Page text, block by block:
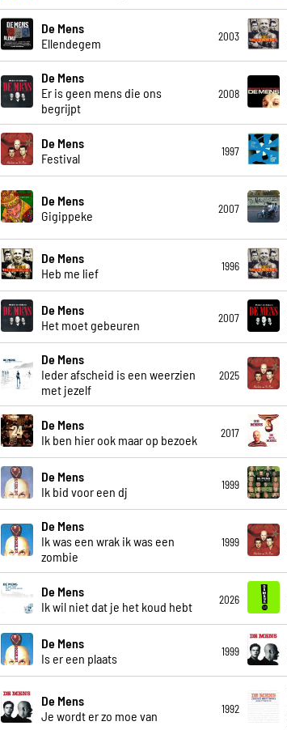
De Mens
Ellendegem
2003
De Mens
Er is geen mens die ons
begrijpt
2008
De Mens
Festival
1997
De Mens
Gigippeke
2007
De Mens
Heb me lief
1996
De Mens
Het moet gebeuren
2007
De Mens
Ieder afscheid is een weerzien
met jezelf
2025
De Mens
Ik ben hier ook maar op bezoek
2017
De Mens
Ik bid voor een dj
1999
De Mens
Ik was een wrak ik was een
zombie
1999
De Mens
Ik wil niet dat je het koud hebt
2026
De Mens
Is er een plaats
1999
De Mens
Je wordt er zo moe van
1992